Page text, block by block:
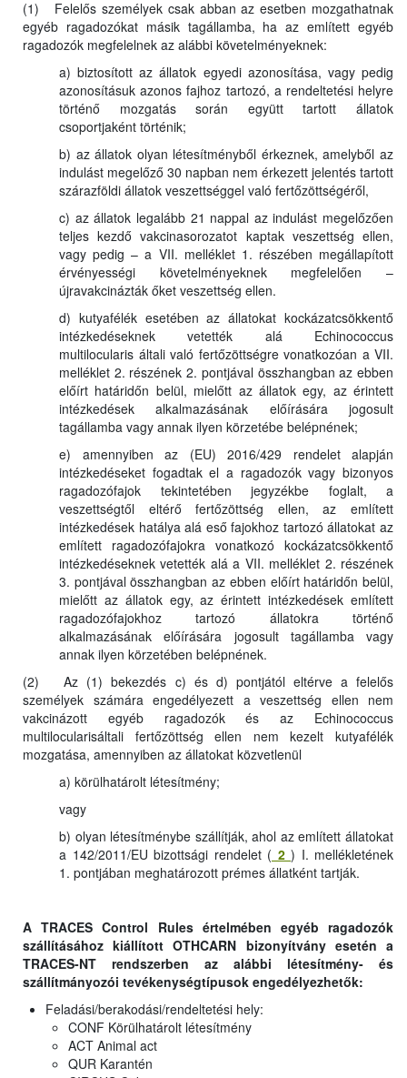
(1) Felelős személyek csak abban az esetben mozgathatnak
egyéb ragadozókat másik tagállamba, ha az említett egyéb
ragadozók megfelelnek az alábbi követelményeknek:
a) biztosított az állatok egyedi azonosítása, vagy pedig
azonosításuk azonos fajhoz tartozó, a rendeltetési helyre
történő mozgatás során együtt tartott állatok
csoportjaként történik;
b) az állatok olyan létesítményből érkeznek, amelyből az
indulást megelőző 30 napban nem érkezett jelentés tartott
szárazföldi állatok veszettséggel való fertőzöttségéről,
c) az állatok legalább 21 nappal az indulást megelőzően
teljes kezdő vakcinasorozatot kaptak veszettség ellen,
vagy pedig – a VII. melléklet 1. részében megállapított
érvényességi követelményeknek megfelelően –
újravakcinázták őket veszettség ellen.
d) kutyafélék esetében az állatokat kockázatcsökkentő
intézkedéseknek vetették alá Echinococcus
multilocularis általi való fertőzöttségre vonatkozóan a VII.
melléklet 2. részének 2. pontjával összhangban az ebben
előírt határidőn belül, mielőtt az állatok egy, az érintett
intézkedések alkalmazásának előírására jogosult
tagállamba vagy annak ilyen körzetébe belépnének;
e) amennyiben az (EU) 2016/429 rendelet alapján
intézkedéseket fogadtak el a ragadozók vagy bizonyos
ragadozófajok tekintetében jegyzékbe foglalt, a
veszettségtől eltérő fertőzöttség ellen, az említett
intézkedések hatálya alá eső fajokhoz tartozó állatokat az
említett ragadozófajokra vonatkozó kockázatcsökkentő
intézkedéseknek vetették alá a VII. melléklet 2. részének
3. pontjával összhangban az ebben előírt határidőn belül,
mielőtt az állatok egy, az érintett intézkedések említett
ragadozófajokhoz tartozó állatokra történő
alkalmazásának előírására jogosult tagállamba vagy
annak ilyen körzetében belépnének.
(2) Az (1) bekezdés c) és d) pontjától eltérve a felelős
személyek számára engedélyezett a veszettség ellen nem
vakcinázott egyéb ragadozók és az Echinococcus
multilocularisáltali fertőzöttség ellen nem kezelt kutyafélék
mozgatása, amennyiben az állatokat közvetlenül
a) körülhatárolt létesítmény;
vagy
b) olyan létesítménybe szállítják, ahol az említett állatokat
a 142/2011/EU bizottsági rendelet ( 2 ) I. mellékletének
1. pontjában meghatározott prémes állatként tartják.
A TRACES Control Rules értelmében egyéb ragadozók
szállításához kiállított OTHCARN bizonyítvány esetén a
TRACES-NT rendszerben az alábbi létesítmény- és
szállítmányozói tevékenységtípusok engedélyezhetők:
Feladási/berakodási/rendeltetési hely:
CONF Körülhatárolt létesítmény
ACT Animal act
QUR Karantén